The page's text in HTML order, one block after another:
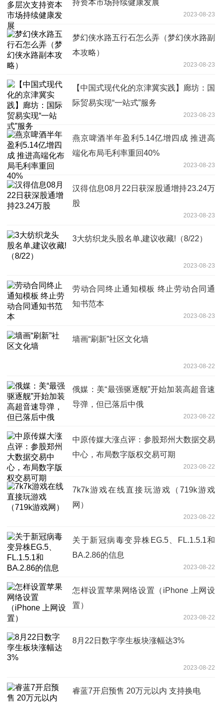
持资本市场持续健康发展
2023-08-23
梦幻侠水路五行石怎么弄（梦幻侠水路副
本攻略）
2023-08-23
【中国式现代化的京津冀实践】廊坊：国
际贸易实现“一站式”服务
2023-08-23
燕京啤酒半年盈利5.14亿增四成 推进高
端化布局毛利率重回40%
2023-08-23
汉得信息08月22日获深股通增持23.24万
股
2023-08-23
3大纺织龙头股名单,建议收藏!（8/22）
2023-08-23
劳动合同终止通知模板 终止劳动合同通
知书范本
2023-08-23
墙画“刷新”社区文化墙
2023-08-22
俄媒：美“最强驱逐舰”开始加装高超音速
导弹，但已落后中俄
2023-08-22
中原传媒大涨点评：参股郑州大数据交易
中心，布局数字版权交易可期
2023-08-22
7k7k游戏在线直接玩游戏（719k游戏
网）
2023-08-22
关于新冠病毒变异株EG.5、FL.1.5.1和
BA.2.86的信息
2023-08-22
怎样设置苹果网络设置（iPhone 上网设
置）
2023-08-22
8月22日数字孪生板块涨幅达3%
2023-08-22
睿蓝7开启预售 20万元以内 支持换电